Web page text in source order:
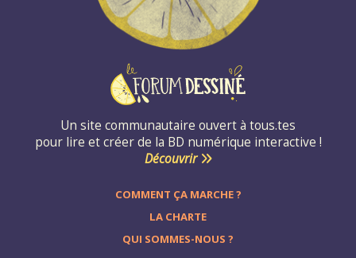
Un site communautaire ouvert à tous.tes
pour lire et créer de la BD numérique interactive !
Découvrir
COMMENT ÇA MARCHE ?
LA CHARTE
QUI SOMMES-NOUS ?